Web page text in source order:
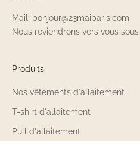
Mail: bonjour@23maiparis.com
Nous reviendrons vers vous
Produits
Nos vêtements d'allaitement
T-shirt d'allaitement
Pull d'allaitement